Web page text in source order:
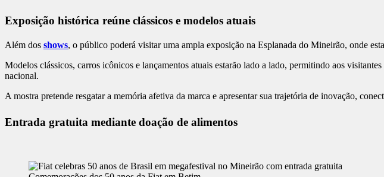
Exposição histórica reúne clássicos e modelos atuais
Além dos shows, o público poderá visitar uma ampla exposição na Esplanada do Mineirão, onde
Modelos clássicos, carros icônicos e lançamentos atuais estarão lado a lado, permitindo aos
nacional.
A mostra pretende resgatar a memória afetiva da marca e apresentar sua trajetória de inovação,
Entrada gratuita mediante doação de alimentos